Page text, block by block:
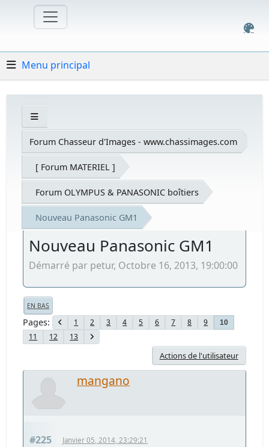
Menu principal
Forum Chasseur d'Images - www.chassimages.com
[ Forum MATERIEL ]
Forum OLYMPUS & PANASONIC boîtiers
Nouveau Panasonic GM1
Nouveau Panasonic GM1
Démarré par petur, Octobre 16, 2013, 19:00:00
EN BAS
Pages 1 2 3 4 5 6 7 8 9 10
11 12 13
Actions de l'utilisateur
mangano
#225 Janvier 05, 2014, 23:29:21